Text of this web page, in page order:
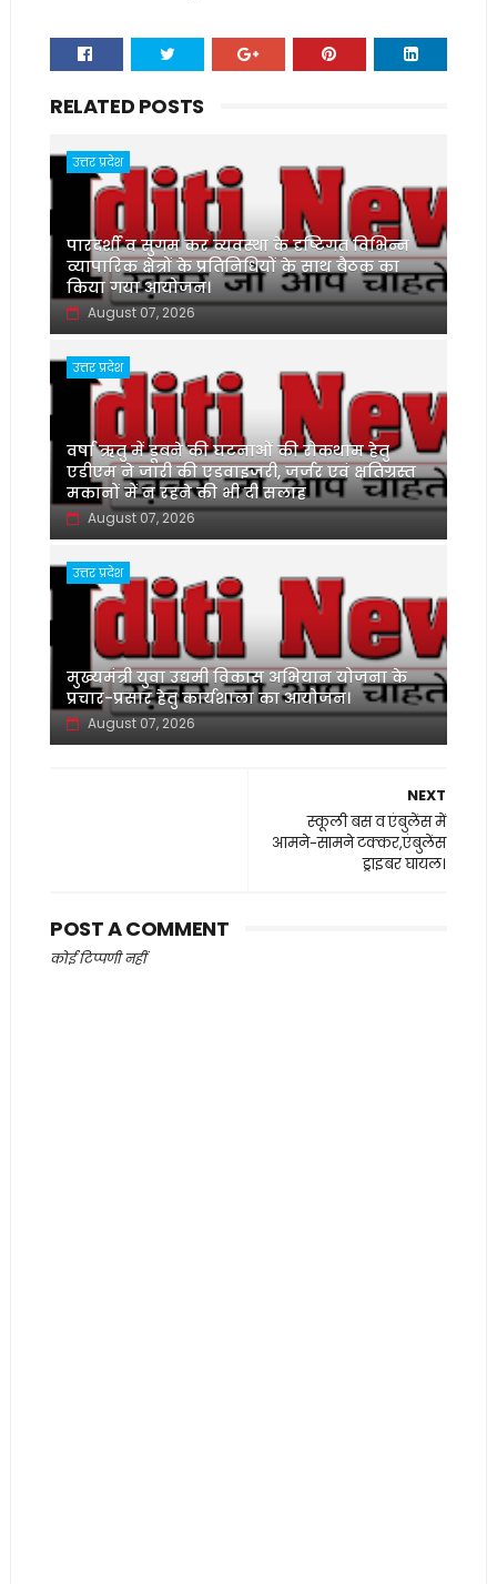
RELATED POSTS
उत्तर प्रदेश
पारदर्शी व सुगम कर व्यवस्था के दृष्टिगत विभिन्न
व्यापारिक क्षेत्रों के प्रतिनिधियों के साथ बैठक का
किया गया आयोजन।
August 07, 2026
उत्तर प्रदेश
वर्षा ऋतु में डूबने की घटनाओं की रोकथाम हेतु
एडीएम ने जारी की एडवाइजरी, जर्जर एवं क्षतिग्रस्त
मकानों में न रहने की भी दी सलाह
August 07, 2026
उत्तर प्रदेश
मुख्यमंत्री युवा उद्यमी विकास अभियान योजना के
प्रचार-प्रसार हेतु कार्यशाला का आयोजन।
August 07, 2026
NEXT
स्कूली बस व एंबुलेंस में
आमने-सामने टक्कर,एंबुलेंस
ड्राइबर घायल।
POST A COMMENT
कोई टिप्पणी नहीं